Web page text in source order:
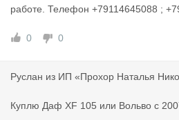
работе. Телефон +79114645088 ;
0 0
Руслан из ИП «Прохор Наталья
Куплю Даф XF 105 или Вольво c